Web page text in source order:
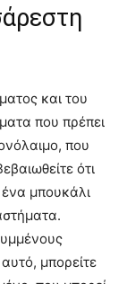
και του
που πρέπει
που
ότι
μπουκάλι
μπορείτε